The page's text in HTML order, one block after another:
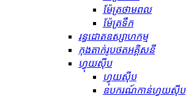
ម៉ែត្រថាមពល
ម៉ែត្រទឹក
រន្ធដោតឧស្សាហកម្ម
កុងតាក់រូបថតអគ្គិសនី
ហ្វុយស៊ីប
ហ្វុយស៊ីប
ឧបករណ៍​កាន់​ហ្វុយស៊ីប